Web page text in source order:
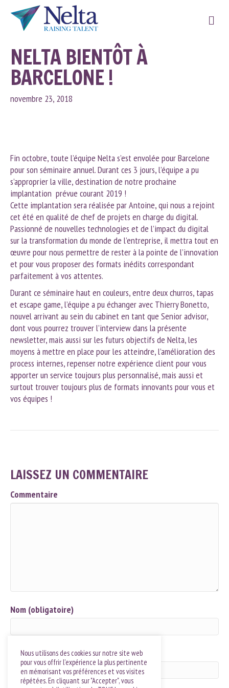
NELTA BIENTÔT À
BARCELONE !
novembre 23, 2018
Fin octobre, toute l’équipe Nelta s’est envolée pour Barcelone
pour son séminaire annuel. Durant ces 3 jours, l’équipe a pu
s’approprier la ville, destination de notre prochaine
implantation prévue courant 2019 !
Cette implantation sera réalisée par Antoine, qui nous a rejoint
cet été en qualité de chef de projets en charge du digital.
Passionné de nouvelles technologies et de l’impact du digital
sur la transformation du monde de l’entreprise, il mettra tout en
œuvre pour nous permettre de rester à la pointe de l’innovation
et pour vous proposer des formats inédits correspondant
parfaitement à vos attentes.
Durant ce séminaire haut en couleurs, entre deux churros, tapas
et escape game, l’équipe a pu échanger avec Thierry Bonetto,
nouvel arrivant au sein du cabinet en tant que Senior advisor,
dont vous pourrez trouver l’interview dans la présente
newsletter, mais aussi sur les futurs objectifs de Nelta, les
moyens à mettre en place pour les atteindre, l’amélioration des
process internes, repenser notre expérience client pour vous
apporter un service toujours plus personnalisé, mais aussi et
surtout trouver toujours plus de formats innovants pour vous et
vos équipes !
LAISSEZ UN COMMENTAIRE
Commentaire
Nom (obligatoire)
Email (ne sera pas publié) (obligatoire)
Nous utilisons des cookies sur notre site web
pour vous offrir l'expérience la plus pertinente
en mémorisant vos préférences et vos visites
répétées. En cliquant sur "Accepter", vous